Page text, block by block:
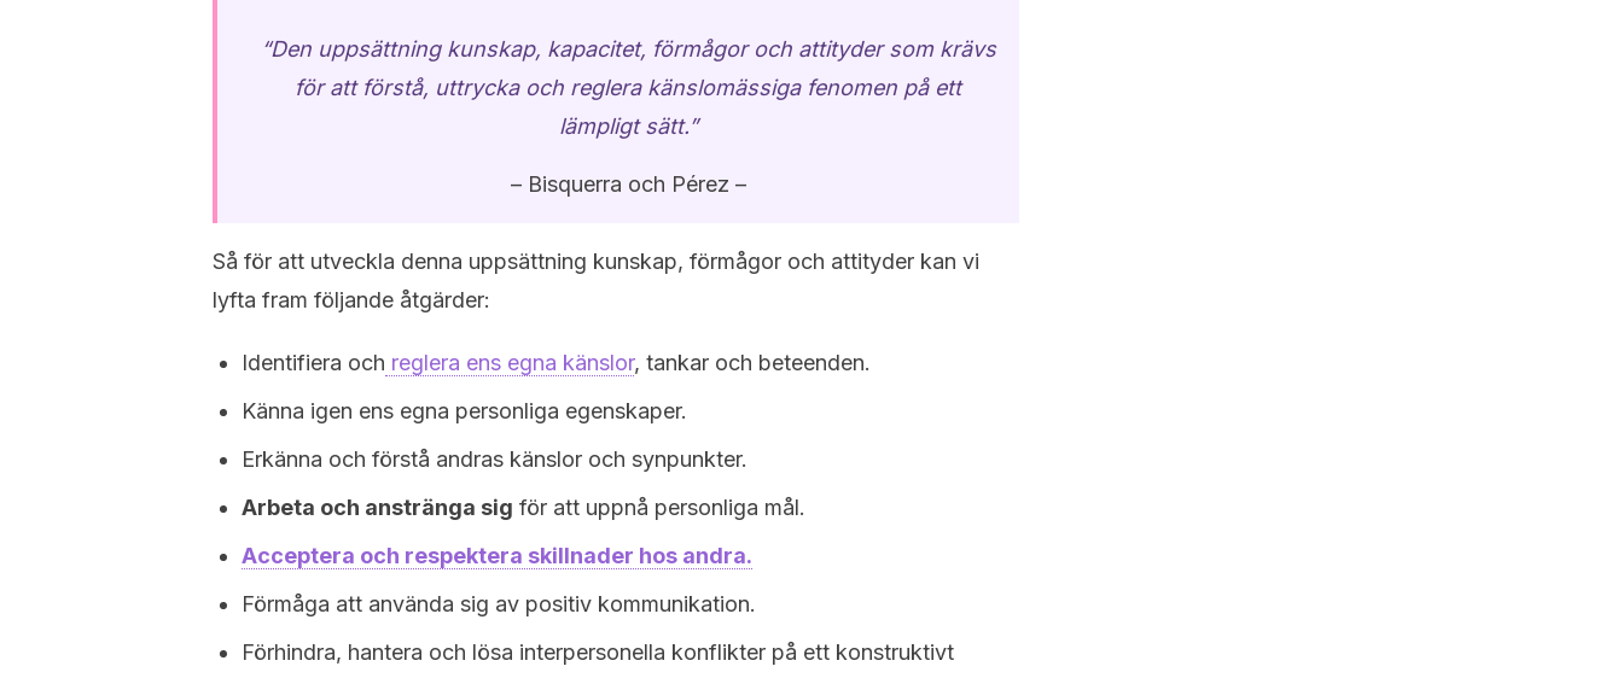
“Den uppsättning kunskap, kapacitet, förmågor och attityder som krävs
för att förstå, uttrycka och reglera känslomässiga fenomen på ett
lämpligt sätt.”
– Bisquerra och Pérez –
Så för att utveckla denna uppsättning kunskap, förmågor och attityder kan vi
lyfta fram följande åtgärder:
Identifiera och reglera ens egna känslor, tankar och beteenden.
Känna igen ens egna personliga egenskaper.
Erkänna och förstå andras känslor och synpunkter.
Arbeta och anstränga sig för att uppnå personliga mål.
Acceptera och respektera skillnader hos andra.
Förmåga att använda sig av positiv kommunikation.
Förhindra, hantera och lösa interpersonella konflikter på ett konstruktivt